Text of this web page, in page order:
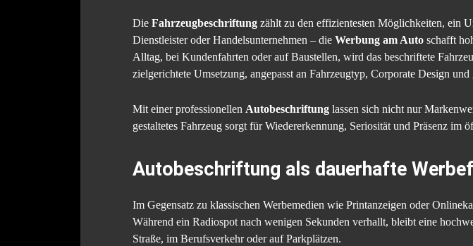
Die Fahrzeugbeschriftung zählt zu den effizientesten Möglichkeiten, ein
Dienstleister oder Handelsunternehmen – die Werbung am Auto schafft
Alltag, bei Kundenfahrten oder auf Baustellen, wird das beschriftete
zielgerichtete Umsetzung, angepasst an Fahrzeugtyp, Corporate Design
Mit einer professionellen Autobeschriftung lassen sich nicht nur
gestaltetes Fahrzeug sorgt für Wiedererkennung, Seriosität und Präsenz im
Autobeschriftung als dauerhafte
Im Gegensatz zu klassischen Werbemedien wie Printanzeigen oder
Während ein Radiospot nach wenigen Sekunden verhallt, bleibt eine
Straße, im Berufsverkehr oder auf Parkplätzen.